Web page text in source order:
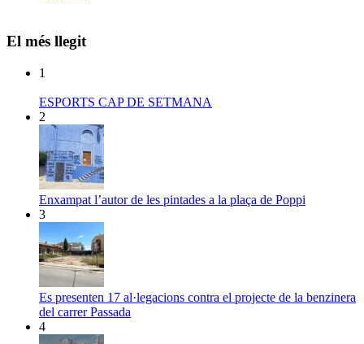
El més llegit
1
ESPORTS CAP DE SETMANA
2
Enxampat l’autor de les pintades a la plaça de Poppi
3
Es presenten 17 al·legacions contra el projecte de la benzinera
del carrer Passada
4